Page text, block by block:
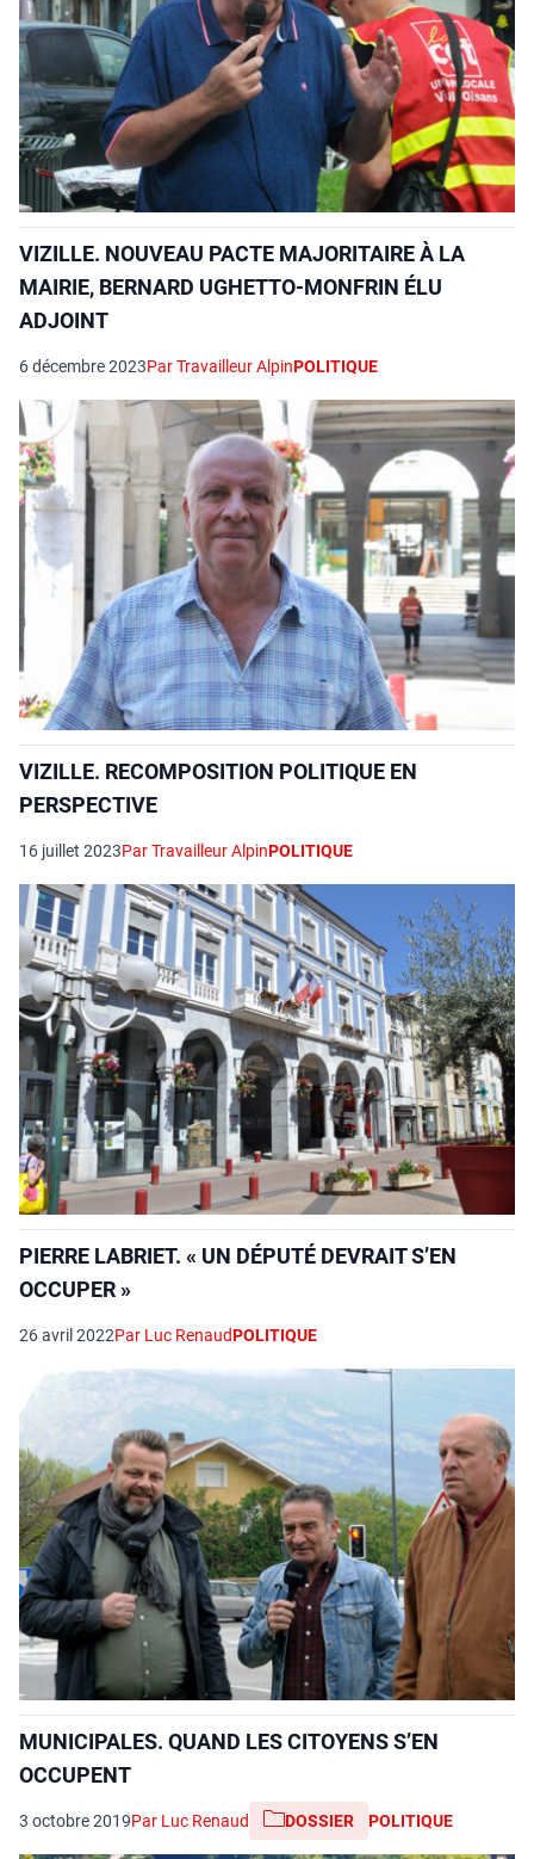
VIZILLE. NOUVEAU PACTE MAJORITAIRE À LA
MAIRIE, BERNARD UGHETTO-MONFRIN ÉLU
ADJOINT
6 décembre 2023Par Travailleur AlpinPOLITIQUE
VIZILLE. RECOMPOSITION POLITIQUE EN
PERSPECTIVE
16 juillet 2023Par Travailleur AlpinPOLITIQUE
PIERRE LABRIET. « UN DÉPUTÉ DEVRAIT S’EN
OCCUPER »
26 avril 2022Par Luc RenaudPOLITIQUE
MUNICIPALES. QUAND LES CITOYENS S’EN
OCCUPENT
3 octobre 2019Par Luc Renaud DOSSIER POLITIQUE